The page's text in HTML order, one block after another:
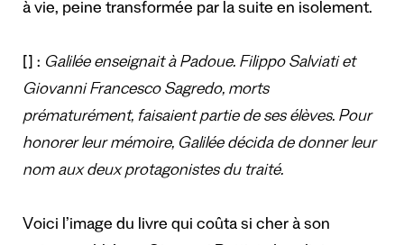
à vie, peine transformée par la suite en isolement.
[] : Galilée enseignait à Padoue. Filippo Salviati et
Giovanni Francesco Sagredo, morts
prématurément, faisaient partie de ses élèves. Pour
honorer leur mémoire, Galilée décida de donner leur
nom aux deux protagonistes du traité.
Voici l’image du livre qui coûta si cher à son